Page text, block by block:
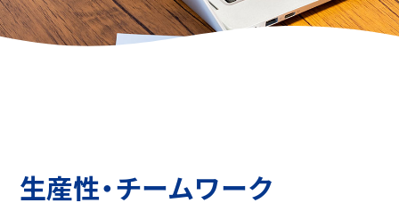
生産性・チームワーク